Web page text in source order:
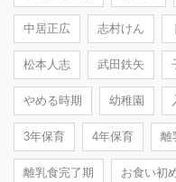
中居正広 志村けん
松本人志 武田鉄矢
やめる時期 幼稚園
3年保育 4年保育 離
離乳食完了期 お食い初